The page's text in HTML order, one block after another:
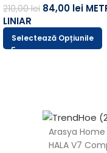
210,00lei 84,00 lei
LINIAR
Selectează Opțiunile
Arasya Home
HALA V7